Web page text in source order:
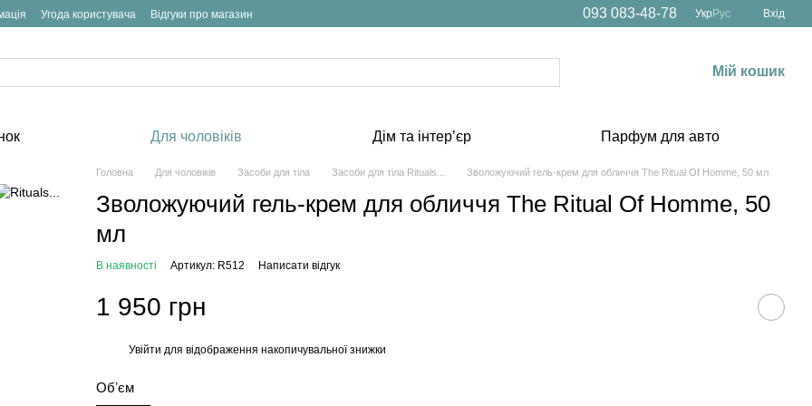
Угода користувача Відгуки про магазин 093 083-48-78 Укр Рус Вхід
Мій кошик
Для чоловіків Дім та інтерʼєр Парфум для авто
Головна Для чоловіків Засоби для тіла Засоби для тіла Rituals... Зволожуючий гель-крем для обличчя The Ritual Of Homme, 50 мл
Зволожуючий гель-крем для обличчя The Ritual Of Homme, 50
мл
В наявності Артикул: R512 Написати відгук
1 950 грн
Увійти для відображення накопичувальної знижки
Обʼєм